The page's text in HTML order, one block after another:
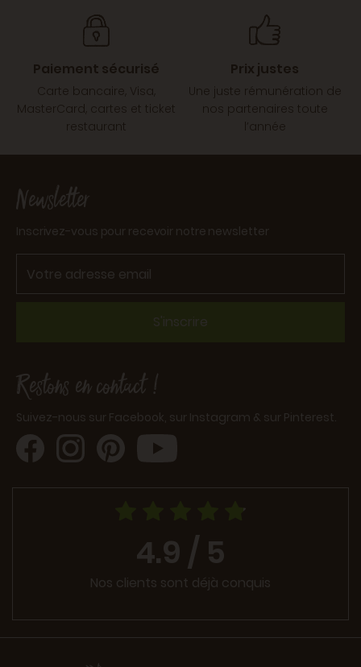
Paiement sécurisé
Carte bancaire, Visa,
MasterCard, cartes et ticket
restaurant
Prix justes
Une juste rémunération de
nos partenaires toute
l’année
Newsletter
Inscrivez-vous pour recevoir notre newsletter
S'inscrire
Restons en contact !
Suivez-nous sur Facebook, sur Instagram & sur Pinterest.
4.9 / 5
Nos clients sont déjà conquis